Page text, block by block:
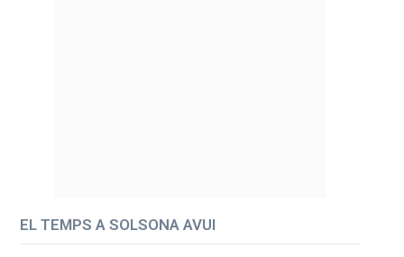
EL TEMPS A SOLSONA AVUI